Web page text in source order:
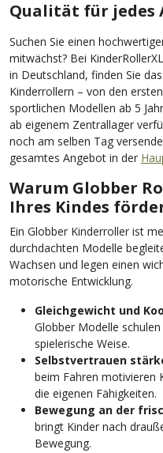
Qualität für jedes
Suchen Sie einen
mitwächst? Bei
in Deutschland, finden Sie
Kinderrollern – von den
sportlichen Modellen ab 5
ab eigenem Zentrallager
noch am selben Tag
gesamtes Angebot in der
Warum Globber
Ihres Kindes
Ein Globber Kinderroller ist
durchdachten Modelle
Wachsen und legen einen
motorische Entwicklung.
Gleichgewicht und
Globber Modelle
spielerische Weise.
Selbstvertrauen
beim Fahren motivieren
die eigenen Fähigkeiten.
Bewegung an der
bringt Kinder nach
Bewegung.